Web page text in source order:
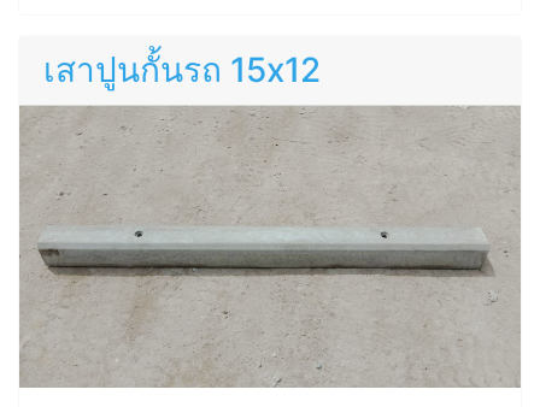
เสาปูนกั้นรถ 15x12